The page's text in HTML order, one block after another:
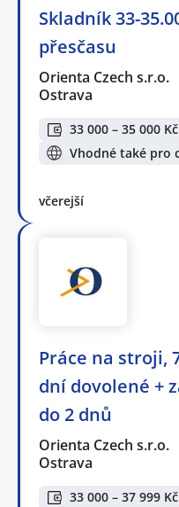
Skladník 33-
přesčasu
Orienta Czech s.r.o.
Ostrava
33 000 – 35 000 Kč
Vhodné také pro
včerejší
Práce na stroji,
dní dovolené +
do 2 dnů
Orienta Czech s.r.o.
Ostrava
33 000 – 37 999 Kč